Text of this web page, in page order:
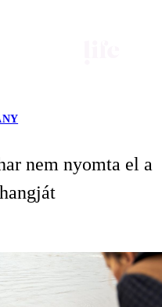
nem nyomta el a